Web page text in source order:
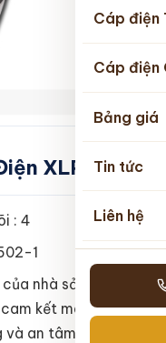
Cáp điện
Cáp điện
Bảng giá
Tin tức
Liên hệ
XLPE
: 4
1
nhà sản xuất
kết mang đến
an tâm về chất